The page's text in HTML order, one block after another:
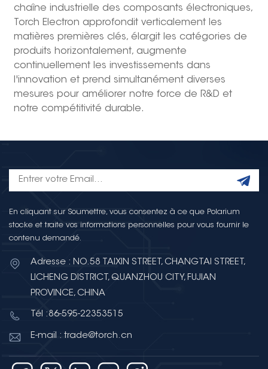
chaîne industrielle des composants électroniques,
Torch Electron approfondit verticalement les
matières premières clés, élargit les catégories de
produits horizontalement, augmente
continuellement les investissements dans
l'innovation et prend simultanément diverses
mesures pour améliorer notre force de R&D et
notre compétitivité durable.
En cliquant sur Soumettre, vous consentez à ce que Polarium
stocke et traite vos informations personnelles pour vous fournir le
contenu demandé.
Adresse : NO.58 TAIXIN STREET, CHANGTAI STREET,
LICHENG DISTRICT, QUANZHOU CITY, FUJIAN
PROVINCE, CHINA
Tél :86-595-22353515
E-mail : trade@torch.cn